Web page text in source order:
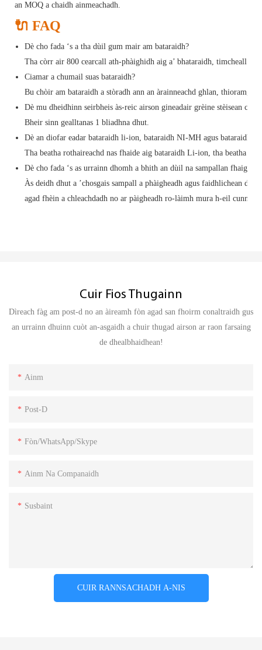
an MOQ a chaidh ainmeachadh.
🔌 FAQ
Dè cho fada ‘s a tha dùil gum mair am bataraidh?
Tha còrr air 800 cearcall ath-phàighidh aig a’ bhataraidh, timcheall
Ciamar a chumail suas bataraidh?
Bu chòir am bataraidh a stòradh ann an àrainneachd ghlan, thioram,
Dè mu dheidhinn seirbheis às-reic airson gineadair grèine stèisean
Bheir sinn gealltanas 1 bliadhna dhut.
Dè an diofar eadar bataraidh li-ion, bataraidh NI-MH agus bataraidh
Tha beatha rothaireachd nas fhaide aig bataraidh Li-ion, tha beatha
Dè cho fada ‘s as urrainn dhomh a bhith an dùil na sampallan
Às deidh dhut a ’chosgais sampall a phàigheadh ​​​​agus faidhlichean
agad fhèin a chleachdadh no ar pàigheadh ​​​​ro-làimh mura h-eil cunntas
Cuir Fios Thugainn
Dìreach fàg am post-d no an àireamh fòn agad san fhoirm conaltraidh gus
an urrainn dhuinn cuòt an-asgaidh a chuir thugad airson ar raon farsaing
de dhealbhaidhean!
Ainm
Post-D
Fòn/WhatsApp/Skype
Ainm Na Companaidh
Susbaint
CUIR RANNSACHADH A-NIS